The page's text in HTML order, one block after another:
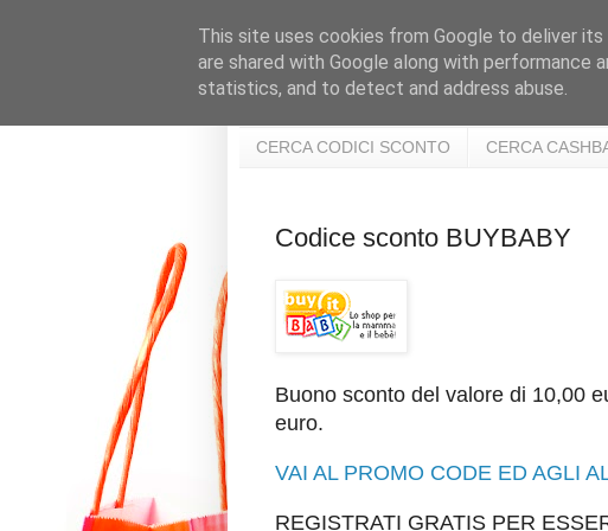
CERCA CODICI SCONTO CERCA
Codice sconto BUYBABY
Buono sconto del valore di 10,00
euro.
VAI AL PROMO CODE ED AGLI
REGISTRATI GRATIS PER
This site uses cookies from Google to deliver
are shared with Google along with performance
statistics, and to detect and address abuse.